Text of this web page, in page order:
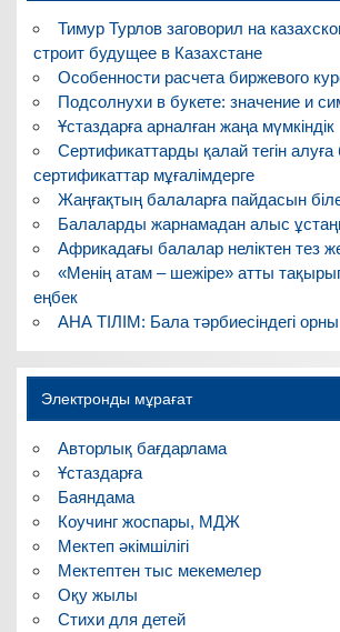
Тимур Турлов заговорил на
строит будущее в Казахстане
Особенности расчета биржевого
Подсолнухи в букете: значение и
Ұстаздарға арналған жаңа мүмкіндік
Сертификаттарды қалай тегін алуға
сертификаттар мұғалімдерге
Жаңғақтың балаларға пайдасын біле
Балаларды жарнамадан алыс
Африкадағы балалар неліктен тез
«Менің атам – шежіре» атты
еңбек
АНА ТІЛІМ: Бала тәрбиесіндегі орны
Электронды мұрағат
Авторлық бағдарлама
Ұстаздарға
Баяндама
Коучинг жоспары, МДЖ
Мектеп әкімшілігі
Мектептен тыс мекемелер
Оқу жылы
Стихи для детей